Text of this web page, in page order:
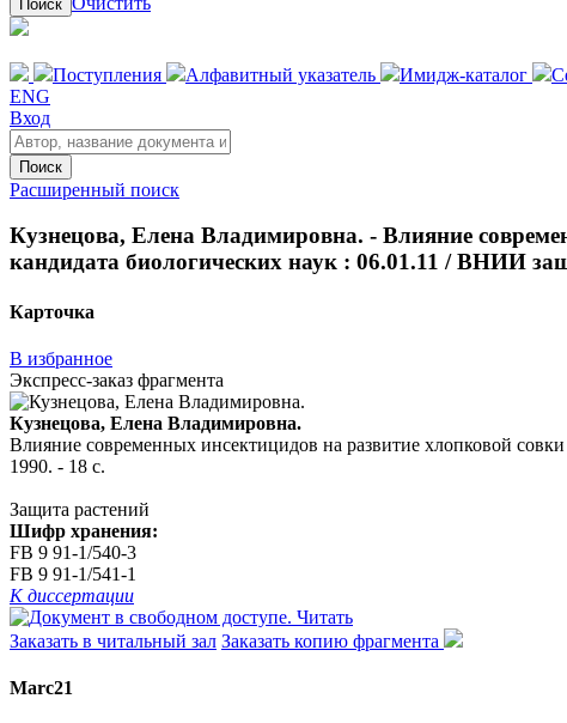
Поиск
Поступления Алфавитный указатель Имидж-каталог
ENG
Вход
Поиск
Расширенный поиск
Кузнецова, Елена Владимировна. - Влияние
кандидата биологических наук : 06.01.11 / ВНИИ
Карточка
В избранное
Экспресс-заказ фрагмента
Кузнецова, Елена Владимировна.
Влияние современных инсектицидов на развитие хлопковой
1990. - 18 с.
Защита растений
Шифр хранения:
FB 9 91-1/540-3
FB 9 91-1/541-1
К диссертации
Читать
Заказать в читальный зал Заказать копию фрагмента
Marc21